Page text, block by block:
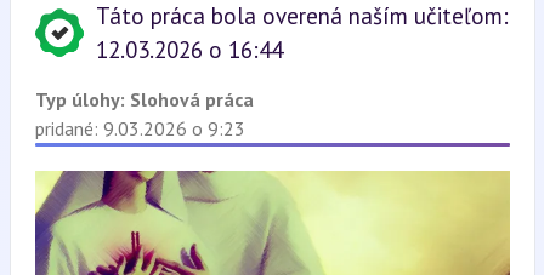
Táto práca bola overená naším učiteľom:
12.03.2026 o 16:44
Typ úlohy: Slohová práca
pridané: 9.03.2026 o 9:23